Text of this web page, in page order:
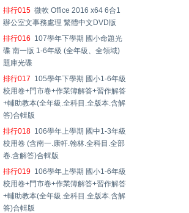
排行015 微軟 Office 2016 x64 6合1
辦公室文事務處理 繁體中文DVD版
排行016 107學年下學期 國小命題光
碟 南一版 1-6年級 (全年級、全領域)
題庫光碟
排行017 105學年下學期 國小1-6年級
校用卷+門市卷+作業簿解答+習作解答
+輔助教本(全年級.全科目.全版本.含解
答)合輯版
排行018 106學年上學期 國中1-3年級
校用卷 (含南一.康軒.翰林.全科目.全部
卷.含解答)合輯版
排行019 106學年上學期 國小1-6年級
校用卷+門市卷+作業簿解答+習作解答
+輔助教本(全年級.全科目.全版本.含解
答)合輯版